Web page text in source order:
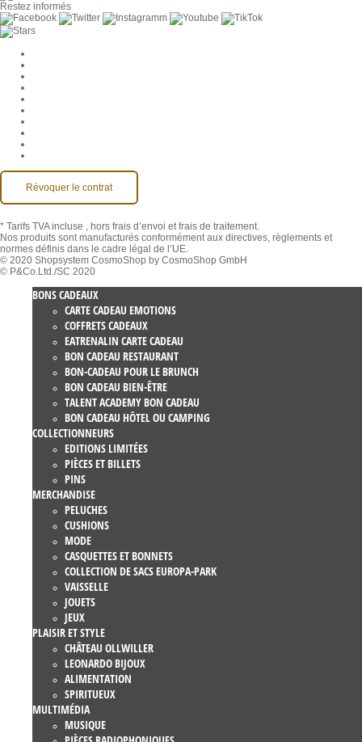
Restez informés
Révoquer le contrat
* Tarifs TVA incluse , hors frais d’envoi et frais de traitement.
Nos produits sont manufacturés conformément aux directives, règlements et
normes définis dans le cadre légal de l’UE.
© 2020 Shopsystem CosmoShop by CosmoShop GmbH
© P&Co.Ltd./SC 2020
BONS CADEAUX
CARTE CADEAU EMOTIONS
COFFRETS CADEAUX
EATRENALIN CARTE CADEAU
BON CADEAU RESTAURANT
BON-CADEAU POUR LE BRUNCH
BON CADEAU BIEN-ÊTRE
TALENT ACADEMY BON CADEAU
BON CADEAU HÔTEL OU CAMPING
COLLECTIONNEURS
EDITIONS LIMITÉES
PIÈCES ET BILLETS
PINS
MERCHANDISE
PELUCHES
CUSHIONS
MODE
CASQUETTES ET BONNETS
COLLECTION DE SACS EUROPA-PARK
VAISSELLE
JOUETS
JEUX
PLAISIR ET STYLE
CHÂTEAU OLLWILLER
LEONARDO BIJOUX
ALIMENTATION
SPIRITUEUX
MULTIMÉDIA
MUSIQUE